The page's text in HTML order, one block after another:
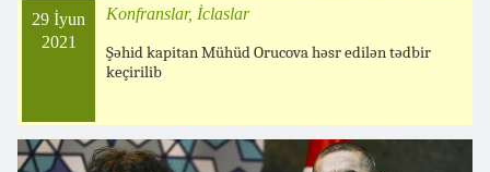
29 İyun
2021
Konfranslar, İclaslar
Şəhid kapitan Mühüd Orucova həsr edilən tədbir
keçirilib